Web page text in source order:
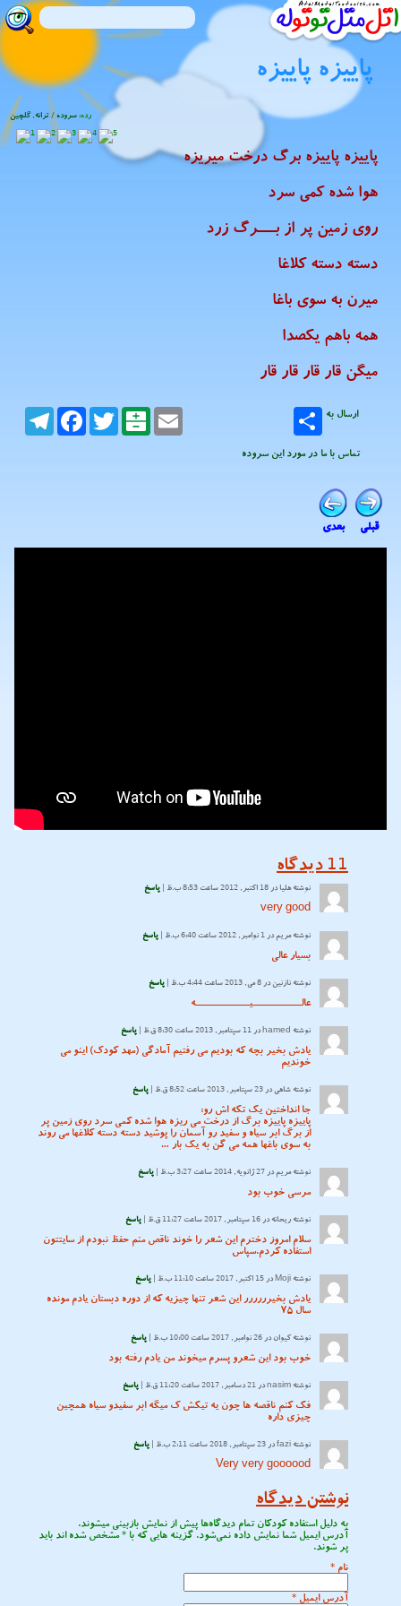
پاییزه پاییزه
رده:سروده / ترانه,گلچین
پاییزه پاییزه برگ درخت میریزه
هوا شده کمی سرد
روی زمین پر از بــــرگ زرد
دسته دسته کلاغا
میرن به سوی باغا
همه باهم یکصدا
میگن قار قار قار قار
ارسال به TelegramFacebookTwitterBalatarinEmail
تماس با ما در مورد این سروده
قبلی بعدی
11دیدگاه
نوشتههليادر 18 اکتبر, 2012 ساعت 8:53 ب.ظ | پاسخ
very good
نوشتهمریمدر 1 نوامبر, 2012 ساعت 6:40 ب.ظ | پاسخ
بسیار عالی
نوشتهنازنیندر 8 می, 2013 ساعت 4:44 ب.ظ | پاسخ
عالــــــــــــــــــیــــــــــــــــــــه
نوشته hamedدر 11 سپتامبر, 2013 ساعت 8:30 ق.ظ | پاسخ
یادش بخیر بچه که بودیم می رفتیم آمادگی (مهد کودک) اینو می
خوندیم
نوشتهشاهیدر 23 سپتامبر, 2013 ساعت 8:52 ق.ظ | پاسخ
جا انداختین یک تکه اش رو:
پاییزه پاییزه برگ از درخت می ریزه هوا شده کمی سرد روی زمین پر
از برگ ابر سیاه و سفید رو آسمان را پوشید دسته دسته کلاغها می روند
به سوی باغها همه می گن به یک بار …
نوشتهمریمدر 27 ژانویه, 2014 ساعت 3:27 ب.ظ | پاسخ
مرسی خوب بود‎ ‎
نوشتهریحانهدر 16 سپتامبر, 2017 ساعت 11:27 ق.ظ | پاسخ
سلام امروز دخترم این شعر را خوند ناقص منم حفظ نبودم از سایتتون
استفاده کردم.سپاس
نوشتهMojiدر 15 اکتبر, 2017 ساعت 11:10 ب.ظ | پاسخ
یادش بخیرررررر این شعر تنها چیزیه که از دوره دبستان یادم مونده
سال ۷۵
نوشتهکیواندر 26 نوامبر, 2017 ساعت 10:00 ب.ظ | پاسخ
خوب بود این شعرو پسرم میخوند من یادم رفته بود
نوشتهnasimدر 21 دسامبر, 2017 ساعت 11:20 ق.ظ | پاسخ
فک کنم ناقصه ها چون یه تیکش ک میگه ابر سفیدو سیاه همچین
چیزی داره
نوشتهfaziدر 23 سپتامبر, 2018 ساعت 2:11 ب.ظ | پاسخ
Very very goooood
نوشتن دیدگاه
به دلیل استفاده کودکان تمام دیدگاه‌ها پیش از نمایش بازبینی میشوند.
آدرس ایمیل شما نمایش داده نمی‌شود. گزینه هایی که با*مشخص شده اند باید
پر شوند.
نام*
آدرس ایمیل*